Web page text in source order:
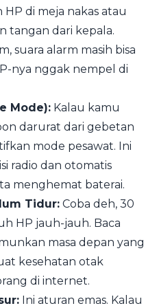
HP di meja nakas atau
tangan dari kepala.
suara alarm masih bisa
nya nggak nempel di
Mode): Kalau kamu
darurat dari gebetan
mode pesawat. Ini
radio dan otomatis
menghemat baterai.
Tidur: Coba deh, 30
HP jauh-jauh. Baca
masa depan yang
kesehatan otak
di internet.
Ini aturan emas. Kalau